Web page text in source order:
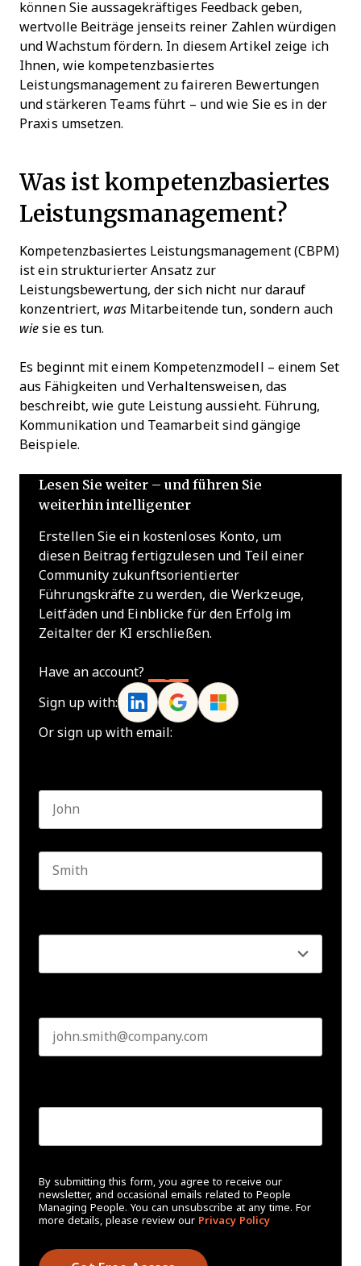
können Sie aussagekräftiges Feedback geben,
wertvolle Beiträge jenseits reiner Zahlen würdigen
und Wachstum fördern. In diesem Artikel zeige ich
Ihnen, wie kompetenzbasiertes
Leistungsmanagement zu faireren Bewertungen
und stärkeren Teams führt – und wie Sie es in der
Praxis umsetzen.
Was ist kompetenzbasiertes
Leistungsmanagement?
Kompetenzbasiertes Leistungsmanagement (CBPM)
ist ein strukturierter Ansatz zur
Leistungsbewertung, der sich nicht nur darauf
konzentriert, wasMitarbeitende tun, sondern auch
wiesie es tun.
Es beginnt mit einem Kompetenzmodell – einem Set
aus Fähigkeiten und Verhaltensweisen, das
beschreibt, wie gute Leistung aussieht. Führung,
Kommunikation und Teamarbeit sind gängige
Beispiele.
Lesen Sie weiter – und führen Sie
weiterhin intelligenter
Erstellen Sie ein kostenloses Konto, um
diesen Beitrag fertigzulesen und Teil einer
Community zukunftsorientierter
Führungskräfte zu werden, die Werkzeuge,
Leitfäden und Einblicke für den Erfolg im
Zeitalter der KI erschließen.
Have an account?
Sign up with:
Or sign up with email:
By submitting this form, you agree to receive our
newsletter, and occasional emails related to People
Managing People. You can unsubscribe at any time. For
more details, please review our Privacy Policy